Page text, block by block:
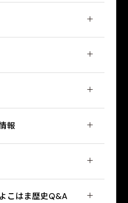
報
こはま歴史Q&A